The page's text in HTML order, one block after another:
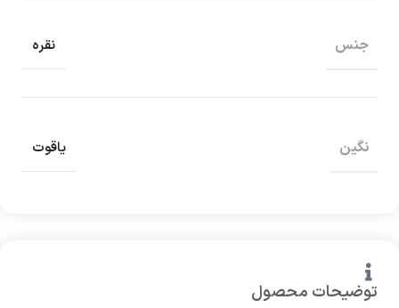
توضیحات محصول
جنس نقره
نگین یاقوت